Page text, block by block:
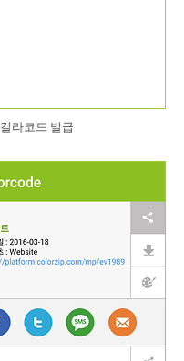
칼라코드 발급